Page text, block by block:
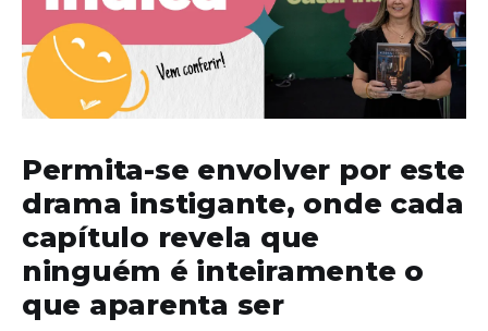
Permita-se envolver por este
drama instigante, onde cada
capítulo revela que
ninguém é inteiramente o
que aparenta ser